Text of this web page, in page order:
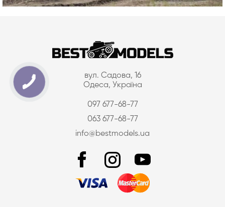
вул. Садова, 16
Одеса, Україна
097 677-68-77
063 677-68-77
info@bestmodels.ua